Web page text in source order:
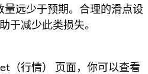
远少于预期。合理的滑点设
于减少此类损失。
（行情） 页面，你可以查看